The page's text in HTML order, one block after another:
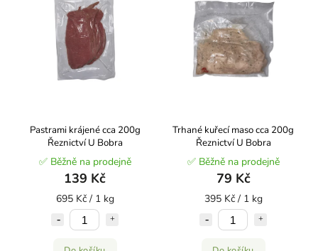
Pastrami krájené cca 200g
Řeznictví U Bobra
✅ Běžně na prodejně
139 Kč
695 Kč / 1 kg
Trhané kuřecí maso cca 200g
Řeznictví U Bobra
✅ Běžně na prodejně
79 Kč
395 Kč / 1 kg